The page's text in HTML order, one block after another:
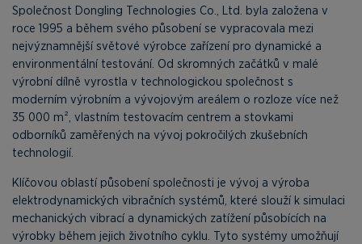
Společnost Dongling Technologies Co., Ltd. byla založena v
roce 1995 a během svého působení se vypracovala mezi
nejvýznamnější světové výrobce zařízení pro dynamické a
environmentální testování. Od skromných začátků v malé
výrobní dílně vyrostla v technologickou společnost s
moderním výrobním a vývojovým areálem o rozloze více než
35 000 m², vlastním testovacím centrem a stovkami
odborníků zaměřených na vývoj pokročilých zkušebních
technologií.
Klíčovou oblastí působení společnosti je vývoj a výroba
elektrodynamických vibračních systémů, které slouží k simulaci
mechanických vibrací a dynamických zatížení působících na
výrobky během jejich životního cyklu. Tyto systémy umožňují